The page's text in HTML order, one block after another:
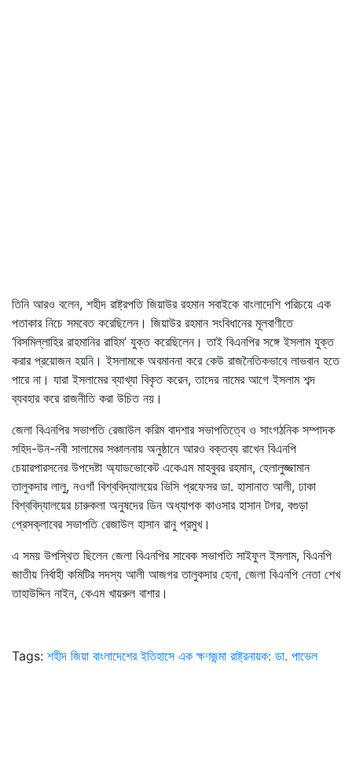
তিনি আরও বলেন, শহীদ রাষ্ট্রপতি জিয়াউর রহমান সবাইকে বাংলাদেশি পরিচয়ে এক
পতাকার নিচে সমবেত করেছিলেন। জিয়াউর রহমান সংবিধানের মূলবাণীতে
‘বিসমিল্লাহির রাহমানির রাহিম’ যুক্ত করেছিলেন। তাই বিএনপির সঙ্গে ইসলাম যুক্ত
করার প্রয়োজন হয়নি। ইসলামকে অবমাননা করে কেউ রাজনৈতিকভাবে লাভবান হতে
পারে না। যারা ইসলামের ব্যাখ্যা বিকৃত করেন, তাদের নামের আগে ইসলাম শব্দ
ব্যবহার করে রাজনীতি করা উচিত নয়।
জেলা বিএনপির সভাপতি রেজাউল করিম বাদশার সভাপতিত্বে ও সাংগঠনিক সম্পাদক
সহিদ-উন-নবী সালামের সঞ্চালনায় অনুষ্ঠানে আরও বক্তব্য রাখেন বিএনপি
চেয়ারপারসনের উপদেষ্টা অ্যাডভোকেট একেএম মাহবুবর রহমান, হেলালুজ্জামান
তালুকদার লালু, নওগাঁ বিশ্ববিদ্যালয়ের ভিসি প্রফেসর ডা. হাসানাত আলী, ঢাকা
বিশ্ববিদ্যালয়ের চারুকলা অনুষদের ডিন অধ্যাপক কাওসার হাসান টগর, বগুড়া
প্রেসক্লাবের সভাপতি রেজাউল হাসান রানু প্রমুখ।
এ সময় উপস্থিত ছিলেন জেলা বিএনপির সাবেক সভাপতি সাইফুল ইসলাম, বিএনপি
জাতীয় নির্বাহী কমিটির সদস্য আলী আজগর তালুকদার হেনা, জেলা বিএনপি নেতা শেখ
তাহাউদ্দিন নাইন, কেএম খায়রুল বাশার।
Tags: শহীদ জিয়া বাংলাদেশের ইতিহাসে এক ক্ষণজন্মা রাষ্ট্রনায়ক: ডা. পাভেল